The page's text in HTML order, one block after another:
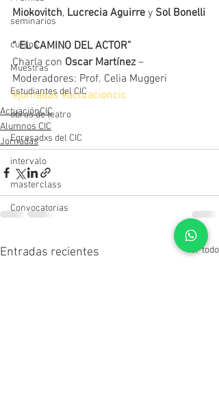
seminarios
cursos
Muestras
Estudiantes del CIC
obras de teatro
Egresadxs del CIC
intervalo
masterclass
Convocatorias
Miokovitch, Lucrecia Aguirre y Sol Bonelli
“ EL CAMINO DEL ACTOR”
Charla con Oscar Martínez –
Moderadores: Prof. Celia Muggeri
#jornadas #actuacioncic
ActuaciónCIC
Alumnos CIC
Jornadas
Entradas recientes Ver todo